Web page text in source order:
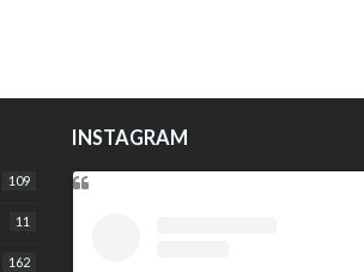
109
11
162
INSTAGRAM